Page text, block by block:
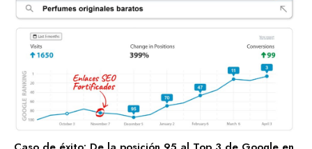
Recursos Humanos
Construcción
Bienes Raíces
Contabilidad
Consultoría de Gestión